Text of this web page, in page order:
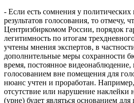
- Если есть сомнения у политических
результатов голосования, то отмечу,
Центризбиркомом России, порядок
легитимность по итогам
учтены мнения экспертов, в
дополнительные меры сохранности
время, постоянное видеонаблюдение,
голосованием вне помещения для
нюанс учтен и проработан.
отсутствие или нарушение наклейки
(урне) будет являться основанием для